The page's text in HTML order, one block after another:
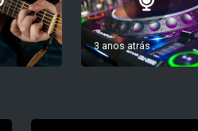
3 anos atrás